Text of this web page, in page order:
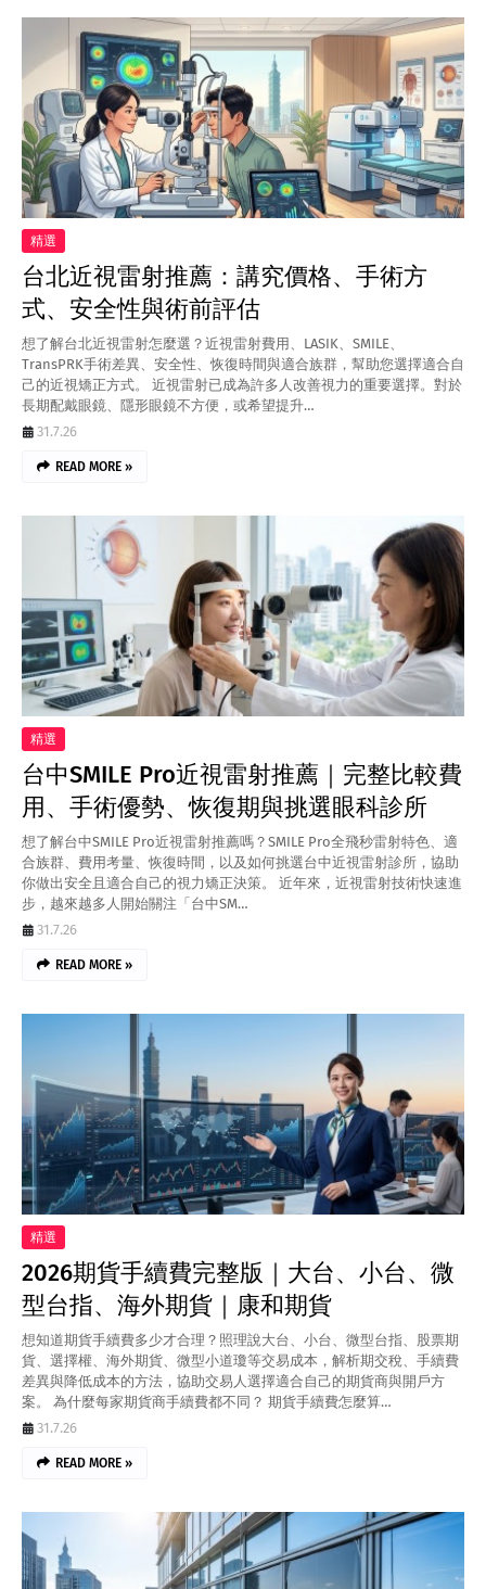
精選
台北近視雷射推薦：講究價格、手術方
式、安全性與術前評估
想了解台北近視雷射怎麼選？近視雷射費用、LASIK、SMILE、
TransPRK手術差異、安全性、恢復時間與適合族群，幫助您選擇適合自
己的近視矯正方式。 近視雷射已成為許多人改善視力的重要選擇。對於
長期配戴眼鏡、隱形眼鏡不方便，或希望提升…
31.7.26
READ MORE »
精選
台中SMILE Pro近視雷射推薦｜完整比較費
用、手術優勢、恢復期與挑選眼科診所
想了解台中SMILE Pro近視雷射推薦嗎？SMILE Pro全飛秒雷射特色、適
合族群、費用考量、恢復時間，以及如何挑選台中近視雷射診所，協助
你做出安全且適合自己的視力矯正決策。 近年來，近視雷射技術快速進
步，越來越多人開始關注「台中SM…
31.7.26
READ MORE »
精選
2026期貨手續費完整版｜大台、小台、微
型台指、海外期貨｜康和期貨
想知道期貨手續費多少才合理？照理說大台、小台、微型台指、股票期
貨、選擇權、海外期貨、微型小道瓊等交易成本，解析期交稅、手續費
差異與降低成本的方法，協助交易人選擇適合自己的期貨商與開戶方
案。 為什麼每家期貨商手續費都不同？ 期貨手續費怎麼算…
31.7.26
READ MORE »